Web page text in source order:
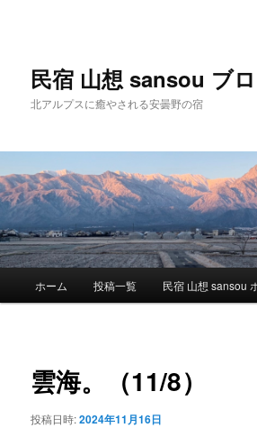
民宿 山想 sansou ブ
北アルプスに癒やされる安曇野の宿
メ
ホーム 投稿一覧 民宿 山想 sansou
雲海。（11/8）
投稿日時:2024年11月16日